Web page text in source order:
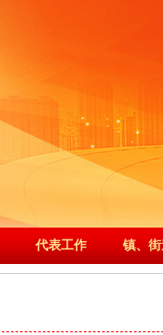
代表工作 镇、